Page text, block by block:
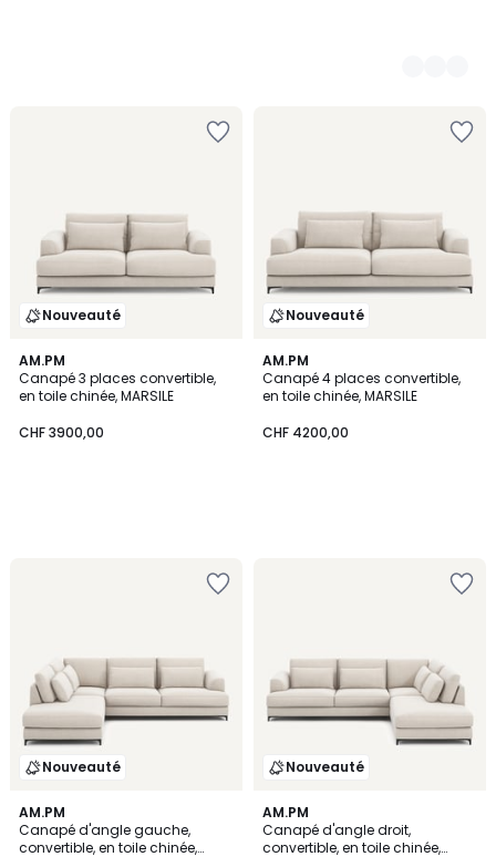
Nouveauté
AM.PM
Canapé 3 places convertible,
en toile chinée, MARSILE
CHF 3900,00
Nouveauté
AM.PM
Canapé 4 places convertible,
en toile chinée, MARSILE
CHF 4200,00
Nouveauté
AM.PM
Canapé d'angle gauche,
convertible, en toile chinée,
Nouveauté
AM.PM
Canapé d'angle droit,
convertible, en toile chinée,